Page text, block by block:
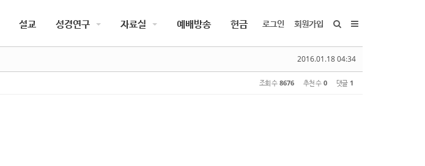
설교 성경연구 자료실 예배방송 헌금 로그인 회원가입
2016.01.18 04:34
조회 수 8676 추천 수 0 댓글 1